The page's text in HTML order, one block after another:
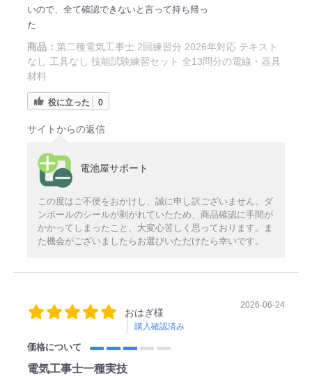
いので、全て確認できないと言って持ち帰っ
た
商品： 第二種電気工事士 2回練習分 2026年対応 テキスト
なし 工具なし 技能試験練習セット 全13問分の電線・器具
材料
役に立った 0
サイトからの返信
電池屋サポート
この度はご不便をおかけし、誠に申し訳ございません。ダ
ンボールのシールが剥がれていたため、商品確認に手間が
かかってしまったこと、大変心苦しく思っております。ま
た機会がございましたらお選びいただけたら幸いです。
おはぎ様
購入確認済み
2026-06-24
価格について
電気工事士一種実技